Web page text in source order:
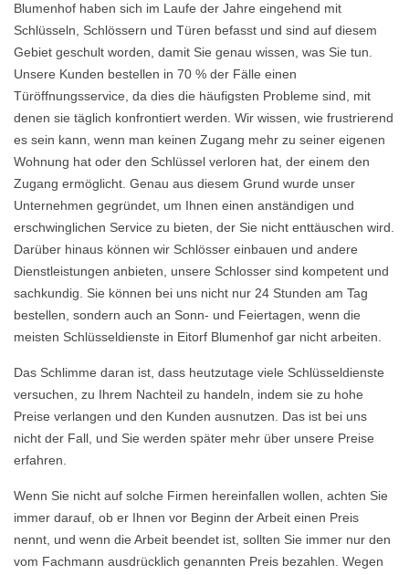
Blumenhof haben sich im Laufe der Jahre eingehend mit
Schlüsseln, Schlössern und Türen befasst und sind auf diesem
Gebiet geschult worden, damit Sie genau wissen, was Sie tun.
Unsere Kunden bestellen in 70 % der Fälle einen
Türöffnungsservice, da dies die häufigsten Probleme sind, mit
denen sie täglich konfrontiert werden. Wir wissen, wie frustrierend
es sein kann, wenn man keinen Zugang mehr zu seiner eigenen
Wohnung hat oder den Schlüssel verloren hat, der einem den
Zugang ermöglicht. Genau aus diesem Grund wurde unser
Unternehmen gegründet, um Ihnen einen anständigen und
erschwinglichen Service zu bieten, der Sie nicht enttäuschen wird.
Darüber hinaus können wir Schlösser einbauen und andere
Dienstleistungen anbieten, unsere Schlosser sind kompetent und
sachkundig. Sie können bei uns nicht nur 24 Stunden am Tag
bestellen, sondern auch an Sonn- und Feiertagen, wenn die
meisten Schlüsseldienste in Eitorf Blumenhof gar nicht arbeiten.
Das Schlimme daran ist, dass heutzutage viele Schlüsseldienste
versuchen, zu Ihrem Nachteil zu handeln, indem sie zu hohe
Preise verlangen und den Kunden ausnutzen. Das ist bei uns
nicht der Fall, und Sie werden später mehr über unsere Preise
erfahren.
Wenn Sie nicht auf solche Firmen hereinfallen wollen, achten Sie
immer darauf, ob er Ihnen vor Beginn der Arbeit einen Preis
nennt, und wenn die Arbeit beendet ist, sollten Sie immer nur den
vom Fachmann ausdrücklich genannten Preis bezahlen. Wegen